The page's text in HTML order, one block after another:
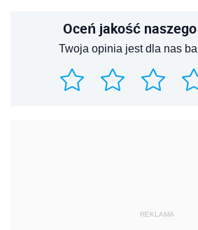
Oceń jakość
Twoja opinia jest dla nas
REKLAMA